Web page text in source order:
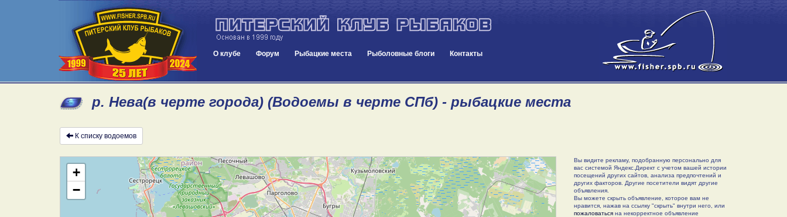
О клубе Форум Рыбацкие места Рыболовные блоги Контакты
р. Нева(в черте города) (Водоемы в черте СПб) - рыбацкие места
К списку водоемов
+
−
Вы видите рекламу, подобранную персонально для
вас системой Яндекс.Директ с учетом вашей истории
посещений других сайтов, анализа предпочтений и
других факторов. Другие посетители видят другие
объявления.
Вы можете скрыть объявление, которое вам не
нравится, нажав на ссылку "скрыть" внутри него, или
пожаловатьсяна некорректное объявление